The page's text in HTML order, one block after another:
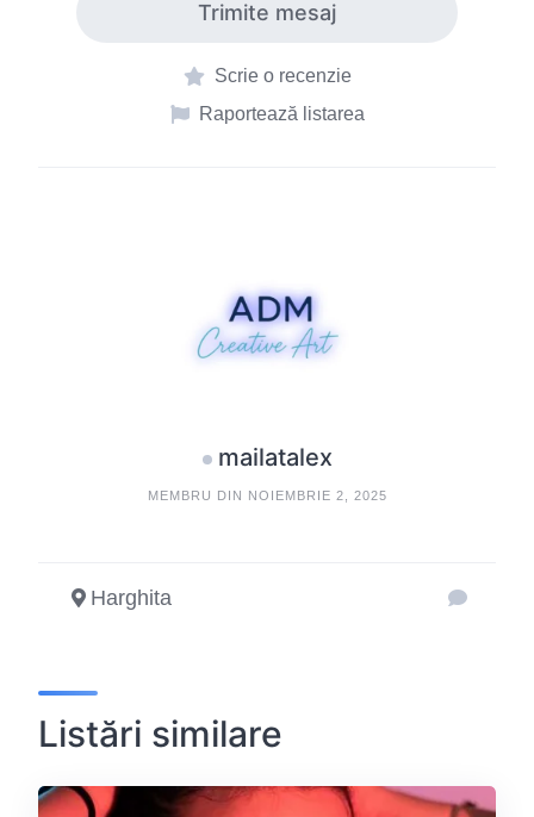
Trimite mesaj
Scrie o recenzie
Raportează listarea
mailatalex
MEMBRU DIN NOIEMBRIE 2, 2025
Harghita
Listări similare